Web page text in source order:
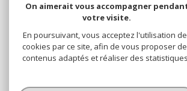
© 2026 | TOUS DROITS RÉSERVÉS | TRADUCTION
On aimerait vous accompagner
votre visite.
En poursuivant, vous acceptez l'utilisation
cookies par ce site, afin de vous proposer
contenus adaptés et réaliser des